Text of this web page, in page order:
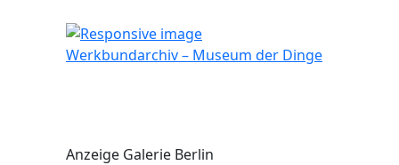
Werkbundarchiv – Museum der Dinge
Anzeige Galerie Berlin